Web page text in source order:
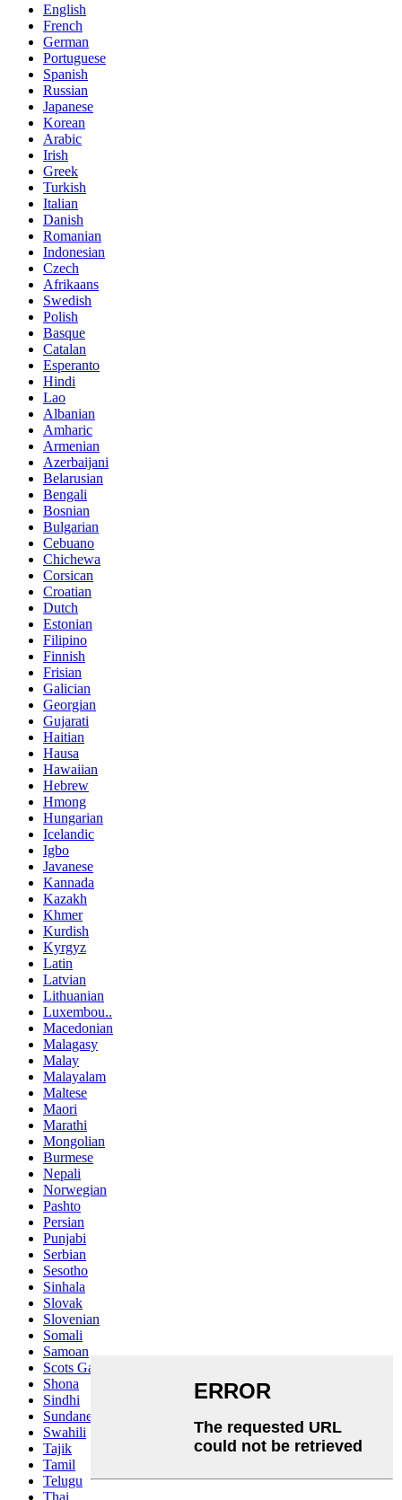
English
French
German
Portuguese
Spanish
Russian
Japanese
Korean
Arabic
Irish
Greek
Turkish
Italian
Danish
Romanian
Indonesian
Czech
Afrikaans
Swedish
Polish
Basque
Catalan
Esperanto
Hindi
Lao
Albanian
Amharic
Armenian
Azerbaijani
Belarusian
Bengali
Bosnian
Bulgarian
Cebuano
Chichewa
Corsican
Croatian
Dutch
Estonian
Filipino
Finnish
Frisian
Galician
Georgian
Gujarati
Haitian
Hausa
Hawaiian
Hebrew
Hmong
Hungarian
Icelandic
Igbo
Javanese
Kannada
Kazakh
Khmer
Kurdish
Kyrgyz
Latin
Latvian
Lithuanian
Luxembou..
Macedonian
Malagasy
Malay
Malayalam
Maltese
Maori
Marathi
Mongolian
Burmese
Nepali
Norwegian
Pashto
Persian
Punjabi
Serbian
Sesotho
Sinhala
Slovak
Slovenian
Somali
Samoan
Scots Gaelic
Shona
Sindhi
Sundanese
Swahili
Tajik
Tamil
Telugu
Thai